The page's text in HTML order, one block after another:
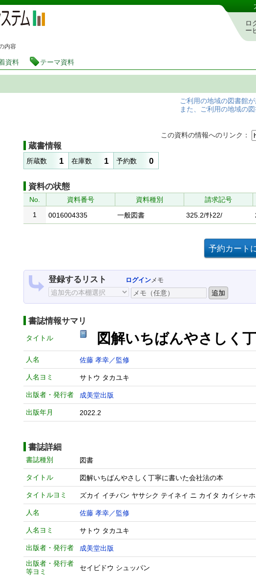
岡山県立図書館 蔵書検索・予約システム
ロ
ー
内容
資料 テーマ資料
ご利用の地域の図書館
また、ご利用の地域の
この資料の情報へのリンク：
蔵書情報
所蔵数 1 在庫数 1 予約数 0
資料の状態
No. 資料番号 資料種別 請求記号
1
0016004335 一般図書 325.2/ｻﾄ22/
登録するリスト ログインメモ
書誌情報サマリ
タイトル 図解いちばんやさしく
人名 佐藤 孝幸／監修
人名ヨミ サトウ タカユキ
出版者・発行者 成美堂出版
出版年月 2022.2
書誌詳細
書誌種別 図書
タイトル 図解いちばんやさしく丁寧に書いた会社法の本
タイトルヨミ ズカイ イチバン ヤサシク テイネイ ニ カイタ カイシャ
人名 佐藤 孝幸／監修
人名ヨミ サトウ タカユキ
出版者・発行者
成美堂出版
出版者・発行者
等ヨミ
セイビドウ シュッパン